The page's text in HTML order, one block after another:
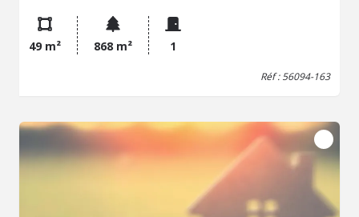
et évacuations nécessaires, un espace avec point d'eau,
un wc. Local entièrement isolé et repeint. Deux places de
parking viennent compléter ce bien. Copropriété de 5 lots
49 m² 868 m² 1
Réf : 56094-163